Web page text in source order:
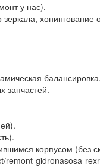
у нас).
хонингование
балансировка.
запчастей.
корпусом (без
remont-gidronasosa-